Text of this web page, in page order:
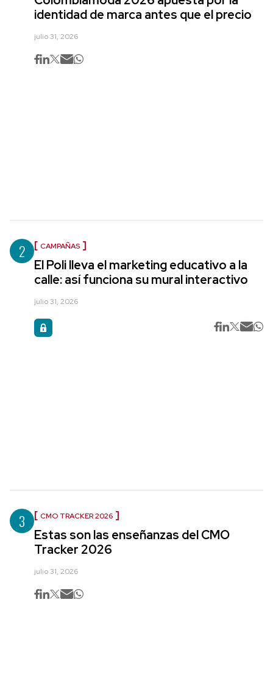
identidad de marca antes que el precio
julio 31, 2026
2 CAMPAÑAS
El Poli lleva el marketing educativo a la
calle: así funciona su mural interactivo
julio 31, 2026
3 CMO TRACKER 2026
Estas son las enseñanzas del CMO
Tracker 2026
julio 31, 2026